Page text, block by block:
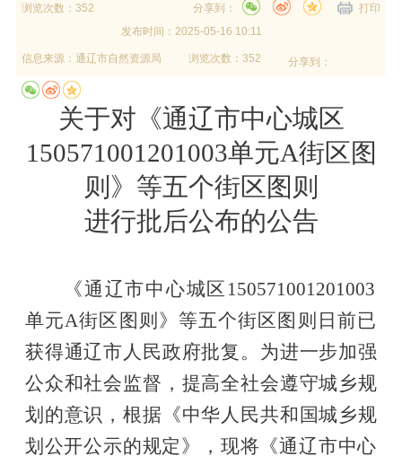
浏览次数：352 打印
分享到：
发布时间： 2025-05-16 10:11
信息来源： 通辽市自然资源局 浏览次数：352 分享到：
关于对 《通辽市中心城区
150571001201003单元A街区图
则》等五个街区图则
进行批后公布的公告
《通辽市中心城区150571001201003
单元A街区图则》等五个街区图则 日前已
获得通辽市人民政府批复。为进一步加强
公众和社会监督，提高全社会遵守城乡规
划的意识，根据《中华人民共和国城乡规
划公开公示的规定》，现将 《通辽市中心